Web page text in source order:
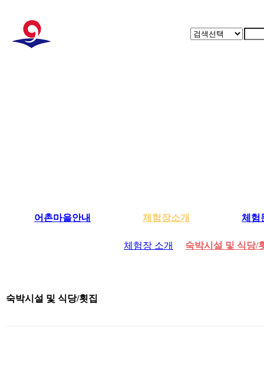
어촌마을안내 체험장소개 체험
체험장 소개 숙박시설 및 식당/
숙박시설 및 식당/횟집